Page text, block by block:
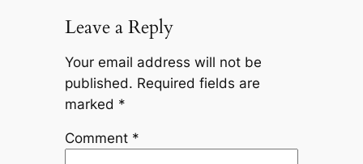
Leave a Reply
Your email address will not be
published. Required fields are
marked *
Comment *